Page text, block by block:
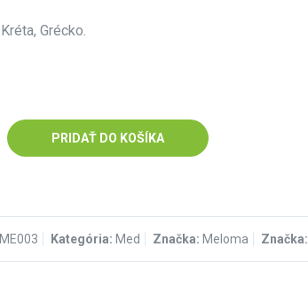
Kréta, Grécko.
PRIDAŤ DO KOŠÍKA
ME003 Kategória: Med Značka: Meloma Značka: